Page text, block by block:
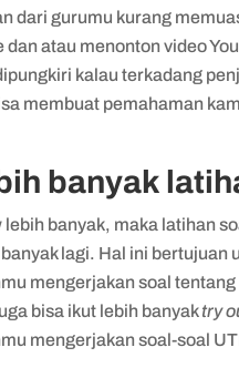
dari gurumu kurang
dan atau menonton video
kalau terkadang
membuat pemahaman
banyak
banyak, maka latihan
lagi. Hal ini bertujuan
mengerjakan soal
bisa ikut lebih banyaktry
mengerjakan soal-soal